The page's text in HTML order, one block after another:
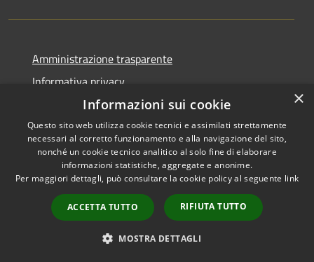
Amministrazione trasparente
Informativa privacy
Dichiarazione di accessibilità
Moduli Privacy Amministrazione trasparente
Copyright © 2026 • Comune di
Limana • Powered by
×
Informazioni sui cookie
Questo sito web utilizza cookie tecnici e assimilati strettamente
necessari al corretto funzionamento e alla navigazione del sito,
nonché un cookie tecnico analitico al solo fine di elaborare
informazioni statistiche, aggregate e anonime.
Per maggiori dettagli, può consultare la cookie policy al seguente link
ACCETTA TUTTO RIFIUTA TUTTO
MOSTRA DETTAGLI